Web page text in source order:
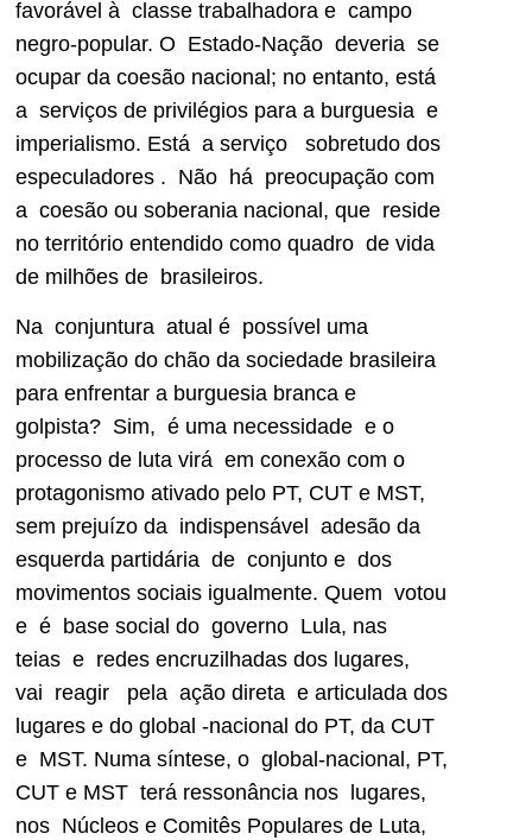
favorável à classe trabalhadora e campo
negro-popular. O Estado-Nação deveria se
ocupar da coesão nacional; no entanto, está
a serviços de privilégios para a burguesia e
imperialismo. Está a serviço sobretudo dos
especuladores . Não há preocupação com
a coesão ou soberania nacional, que reside
no território entendido como quadro de vida
de milhões de brasileiros.
Na conjuntura atual é possível uma
mobilização do chão da sociedade brasileira
para enfrentar a burguesia branca e
golpista? Sim, é uma necessidade e o
processo de luta virá em conexão com o
protagonismo ativado pelo PT, CUT e MST,
sem prejuízo da indispensável adesão da
esquerda partidária de conjunto e dos
movimentos sociais igualmente. Quem votou
e é base social do governo Lula, nas
teias e redes encruzilhadas dos lugares,
vai reagir pela ação direta e articulada dos
lugares e do global -nacional do PT, da CUT
e MST. Numa síntese, o global-nacional, PT,
CUT e MST terá ressonância nos lugares,
nos Núcleos e Comitês Populares de Luta,